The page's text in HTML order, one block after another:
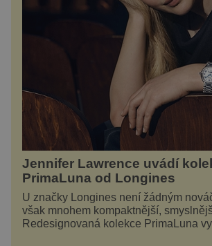
Jennifer Lawrence uvádí
PrimaLuna od Longines
U značky Longines není žádným
však mnohem kompaktnější,
Redesignovaná kolekce PrimaLuna
je značka Longines dnes a čím byla i